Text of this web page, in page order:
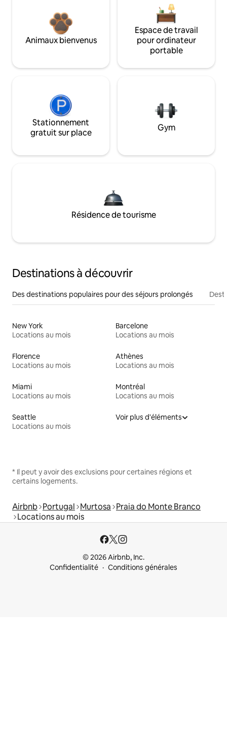
Animaux bienvenus
Espace de travail
pour ordinateur
portable
Stationnement
gratuit sur place
Gym
Résidence de tourisme
Destinations à découvrir
Des destinations populaires pour des séjours prolongés
New York
Locations au mois
Barcelone
Locations au mois
Florence
Locations au mois
Athènes
Locations au mois
Miami
Locations au mois
Montréal
Locations au mois
Seattle
Locations au mois
Voir plus d'éléments
* Il peut y avoir des exclusions pour certaines régions et
certains logements.
Airbnb Portugal Murtosa Praia do Monte Branco
Locations au mois
© 2026 Airbnb, Inc.
Confidentialité
Conditions générales